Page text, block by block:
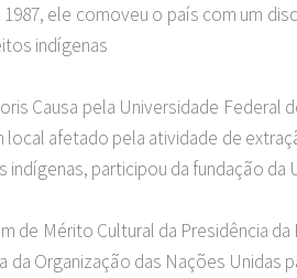
ele comoveu o país com um
indígenas
Causa pela Universidade Federal
local afetado pela atividade de
indígenas, participou da fundação
de Mérito Cultural da Presidência
Organização das Nações Unidas